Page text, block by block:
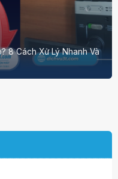
8 Cách Xử Lý Nhanh Và